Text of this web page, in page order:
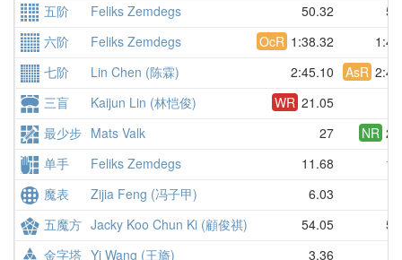
五阶
Feliks Zemdegs 50.32
六阶
Feliks Zemdegs OcR 1:38.32
七阶
Lin Chen (陈霖) 2:45.10 AsR
三盲
Kaijun Lin (林恺俊) WR 21.05
最少步 Mats Valk 27 NR
单手
Feliks Zemdegs 11.68
魔表
Zijia Feng (冯子甲) 6.03
五魔方 Jacky Koo Chun Ki (顧俊祺) 54.05
金字塔 Yi Wang (王旖) 3.36